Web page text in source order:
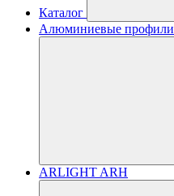
Каталог
Алюминиевые профили
ARLIGHT ARH